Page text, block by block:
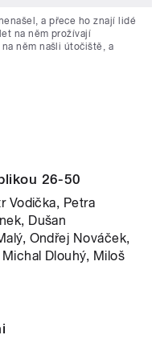
a přece ho znají lidé
na něm prožívají
něm našli útočiště, a
26-50
Vodička, Petra
Dušan
Ondřej Nováček,
Dlouhý, Miloš